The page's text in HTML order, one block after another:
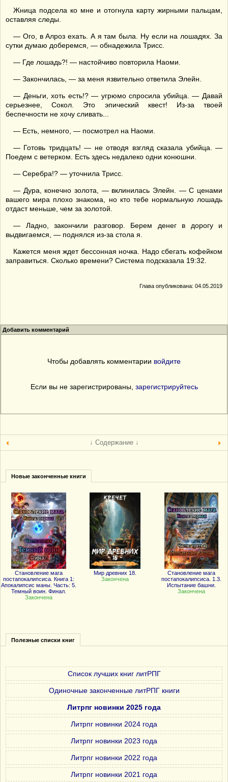
Жница подсела ко мне и отогнула карту жирными пальцам,
оставляя следы.
— Ого, в Алроз ехать. А я там была. Ну если на лошадях. За
сутки думаю доберемся, — обнадежила Трисс.
— Где лошадь?! — настойчиво повторила Наоми.
— Закончилась, — за меня язвительно ответила Элейн.
— Деньги, хоть есть!? — угрюмо спросила убийца. — Давай
серьезнее, Сокол. Это эпический квест! Из-за твоей
беспечности не хочу сливать...
— Есть, немного, — посмотрел на Наоми.
— Готовь тридцать! — не отводя взгляд сказала убийца. —
Поедем с ветерком. Есть здесь недалеко одни конюшни.
— Серебра!? — уточнила Трисс.
— Дура, конечно золота, — вклинилась Элейн. — С ценами
вашего мира плохо знакома, но кто тебе нормальную лошадь
отдаст меньше, чем за золотой.
— Ладно, закончили разговор. Берем денег в дорогу и
выдвигаемся, — поднялся из-за стола я.
Кажется меня ждет бессонная ночка. Надо сбегать кофейком
заправиться. Сколько времени? Система подсказала 19:32.
Глава опубликована: 04.05.2019
Добавить комментарий
Чтобы добавлять комментарии войдите
Если вы не зарегистрированы, зарегистрируйтесь
↓ Содержание ↓
Новые законченные книги
Становление мага
постапокалипсиса. Книга 1:
Апокалипсис маны. Часть: 5.
Темный воин. Финал.
Закончена
Мир древних 18.
Закончена
Становление мага
постапокалипсиса. 1.3.
Испытание башни.
Закончена
Полезные списки книг
Список лучших книг литРПГ
Одиночные законченные литРПГ книги
Литрпг новинки 2025 года
Литрпг новинки 2024 года
Литрпг новинки 2023 года
Литрпг новинки 2022 года
Литрпг новинки 2021 года